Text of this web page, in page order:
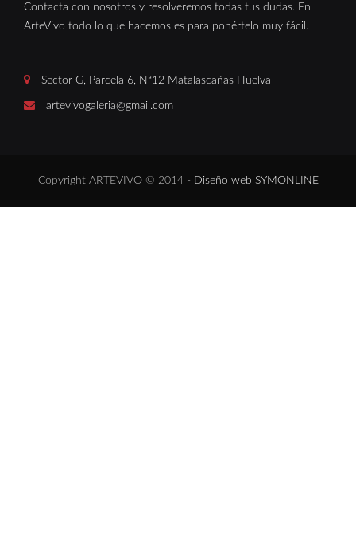
Contacta con nosotros y resolveremos todas tus dudas. En
ArteVivo todo lo que hacemos es para ponértelo muy fácil.
Sector G, Parcela 6, Nª12 Matalascañas Huelva
artevivogaleria@gmail.com
Copyright ARTEVIVO © 2014 - Diseño web SYMONLINE